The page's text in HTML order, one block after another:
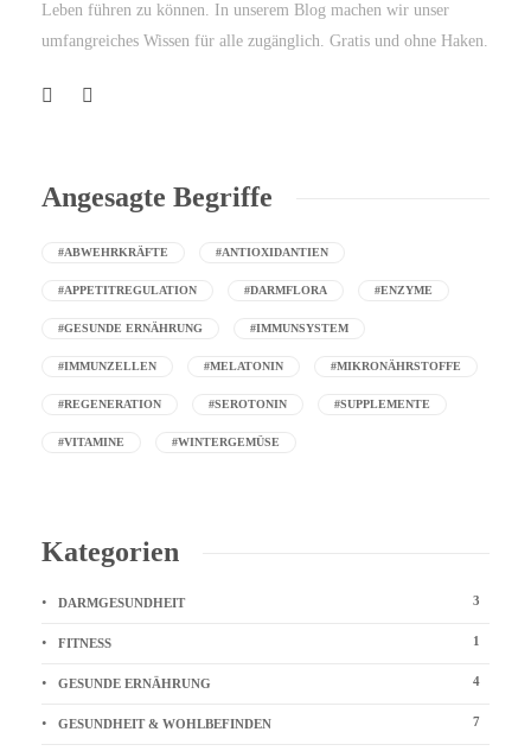
Leben führen zu können. In unserem Blog machen wir unser
umfangreiches Wissen für alle zugänglich. Gratis und ohne Haken.
Angesagte Begriffe
#ABWEHRKRÄFTE #ANTIOXIDANTIEN
#APPETITREGULATION #DARMFLORA #ENZYME
#GESUNDE ERNÄHRUNG #IMMUNSYSTEM
#IMMUNZELLEN #MELATONIN #MIKRONÄHRSTOFFE
#REGENERATION #SEROTONIN #SUPPLEMENTE
#VITAMINE #WINTERGEMÜSE
Kategorien
DARMGESUNDHEIT 3
FITNESS 1
GESUNDE ERNÄHRUNG 4
GESUNDHEIT & WOHLBEFINDEN 7